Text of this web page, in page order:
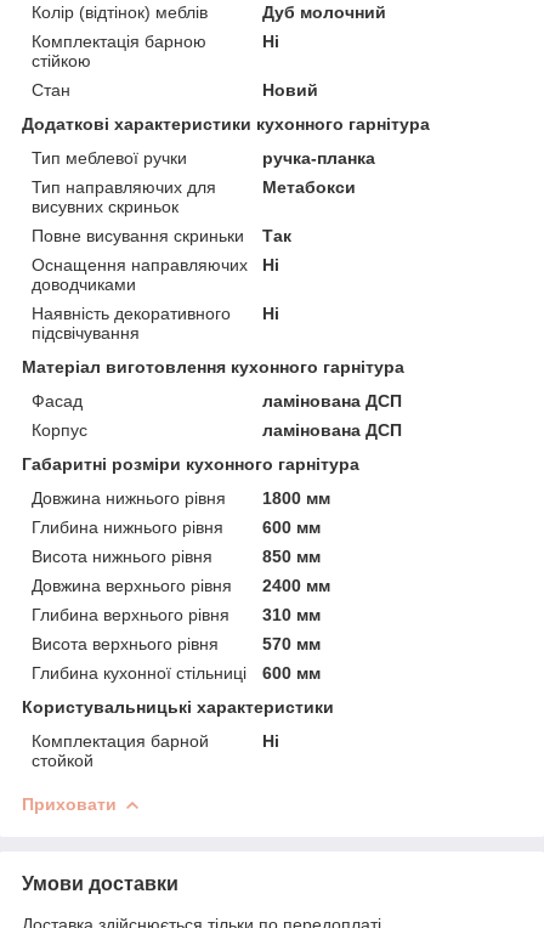
Колір (відтінок) меблів
Дуб молочний
Комплектація барною
стійкою
Ні
Стан
Новий
Додаткові характеристики кухонного гарнітура
Тип меблевої ручки
ручка-планка
Тип направляючих для
висувних скриньок
Метабокси
Повне висування скриньки
Так
Оснащення направляючих
доводчиками
Ні
Наявність декоративного
підсвічування
Ні
Матеріал виготовлення кухонного гарнітура
Фасад
ламінована ДСП
Корпус
ламінована ДСП
Габаритні розміри кухонного гарнітура
Довжина нижнього рівня
1800 мм
Глибина нижнього рівня
600 мм
Висота нижнього рівня
850 мм
Довжина верхнього рівня
2400 мм
Глибина верхнього рівня
310 мм
Висота верхнього рівня
570 мм
Глибина кухонної стільниці
600 мм
Користувальницькі характеристики
Комплектация барной
стойкой
Ні
Приховати
Умови доставки
Доставка здійснюється тільки по передоплаті.